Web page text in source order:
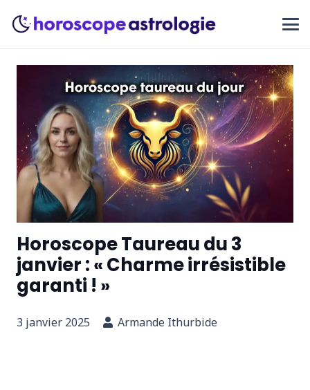
Horoscope Taureau du 3
janvier : « Charme irrésistible
garanti ! »
3 janvier 2025 Armande Ithurbide